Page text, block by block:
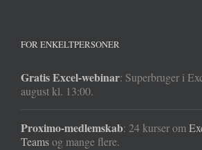
FOR ENKELTPERSONER
Gratis Excel-webinar: Superbruger i
august kl. 13:00.
Proximo-medlemskab: 24 kurser om
Teamsog mange flere.